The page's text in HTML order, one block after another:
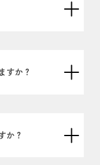
すか？
か？